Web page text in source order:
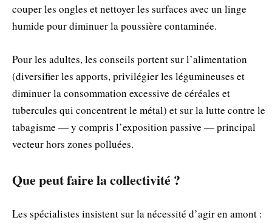
couper les ongles et nettoyer les surfaces avec un linge
humide pour diminuer la poussière contaminée.
Pour les adultes, les conseils portent sur l’alimentation
(diversifier les apports, privilégier les légumineuses et
diminuer la consommation excessive de céréales et
tubercules qui concentrent le métal) et sur la lutte contre le
tabagisme — y compris l’exposition passive — principal
vecteur hors zones polluées.
Que peut faire la collectivité ?
Les spécialistes insistent sur la nécessité d’agir en amont :